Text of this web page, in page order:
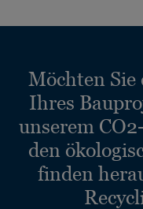
Möchten Sie
Ihres
unserem
den
finden